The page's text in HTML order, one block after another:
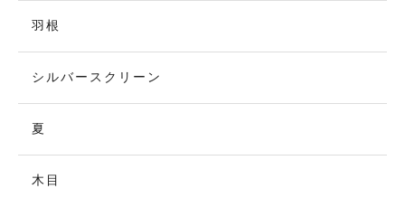
羽根
シルバースクリーン
夏
木目